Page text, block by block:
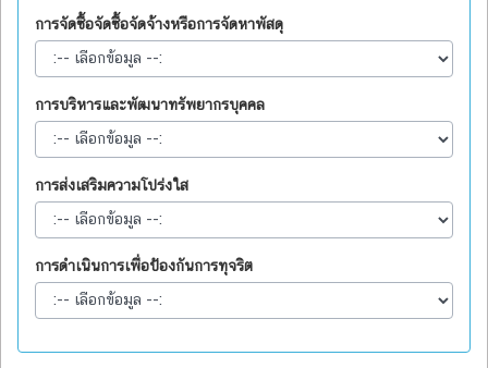
การจัดซื้อจัดซื้อจัดจ้างหรือการจัดหาพัสดุ
การบริหารและพัฒนาทรัพยากรบุคคล
การส่งเสริมความโปร่งใส
การดำเนินการเพื่อป้องกันการทุจริต